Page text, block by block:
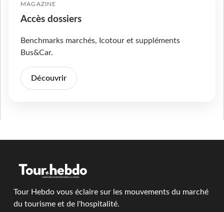
MAGAZINE
Accès dossiers
Benchmarks marchés, Icotour et suppléments
Bus&Car.
Découvrir
Tour Hebdo vous éclaire sur les mouvements du marché
du tourisme et de l'hospitalité.